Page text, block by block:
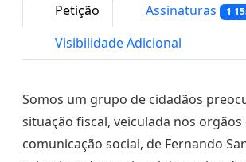
Petição Assinaturas 1
Visibilidade Adicional
Somos um grupo de cidadãos
situação fiscal, veiculada nos orgãos
comunicação social, de Fernando